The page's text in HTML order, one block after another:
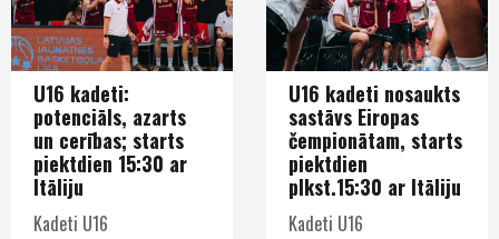
U16 kadeti:
potenciāls, azarts
un cerības; starts
piektdien 15:30 ar
Itāliju
Kadeti U16
U16 kadeti nosaukts
sastāvs Eiropas
čempionātam, starts
piektdien
plkst.15:30 ar Itāliju
Kadeti U16